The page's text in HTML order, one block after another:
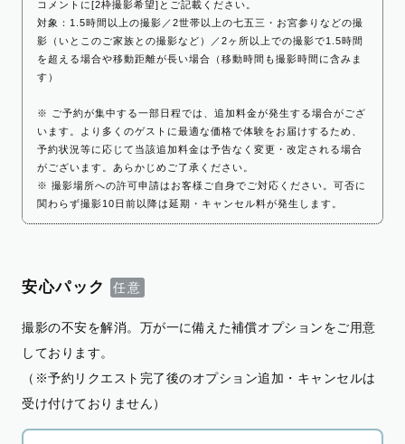
コメントに[2枠撮影希望]とご記載ください。
対象：1.5時間以上の撮影／2世帯以上の七五三・お宮参りなどの撮
影（いとこのご家族との撮影など）／2ヶ所以上での撮影で1.5時間
を超える場合や移動距離が長い場合（移動時間も撮影時間に含みま
す）
※ ご予約が集中する一部日程では、追加料金が発生する場合がござ
います。より多くのゲストに最適な価格で体験をお届けするため、
予約状況等に応じて当該追加料金は予告なく変更・改定される場合
がございます。あらかじめご了承ください。
※ 撮影場所への許可申請はお客様ご自身でご対応ください。可否に
関わらず撮影10日前以降は延期・キャンセル料が発生します。
安心パック
撮影の不安を解消。万が一に備えた補償オプションをご用意
しております。
（※予約リクエスト完了後のオプション追加・キャンセルは
受け付けておりません）